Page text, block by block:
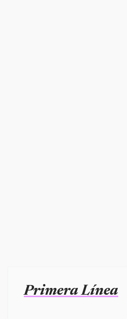
Primera Línea